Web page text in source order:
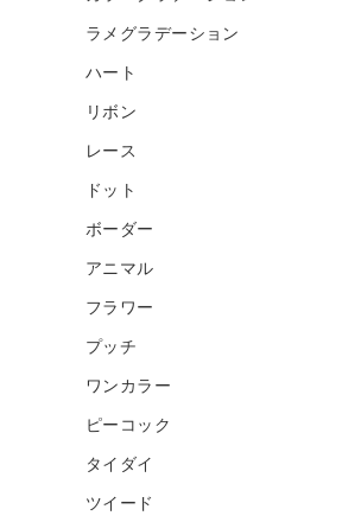
ラメグラデーション
ハート
リボン
レース
ドット
ボーダー
アニマル
フラワー
プッチ
ワンカラー
ピーコック
タイダイ
ツイード